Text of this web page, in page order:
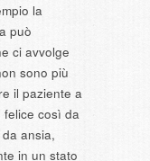
la
può
ci avvolge
sono più
il paziente a
così da
ansia,
in un stato